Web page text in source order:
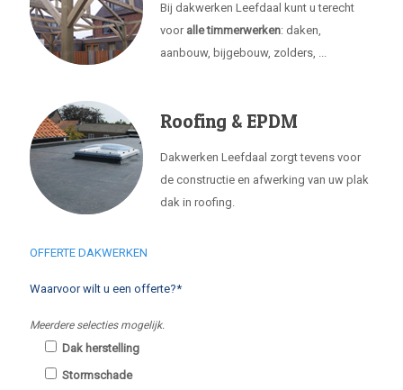
Bij dakwerken Leefdaal kunt u terecht
voor alle timmerwerken: daken,
aanbouw, bijgebouw, zolders, ...
Roofing & EPDM
Dakwerken Leefdaal zorgt tevens voor
de constructie en afwerking van uw plak
dak in roofing.
OFFERTE DAKWERKEN
Waarvoor wilt u een offerte?*
Meerdere selecties mogelijk.
Dak herstelling
Stormschade